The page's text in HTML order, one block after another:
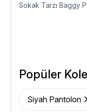
Sokak Tarzı Baggy
Popüler
Siyah Pantolon